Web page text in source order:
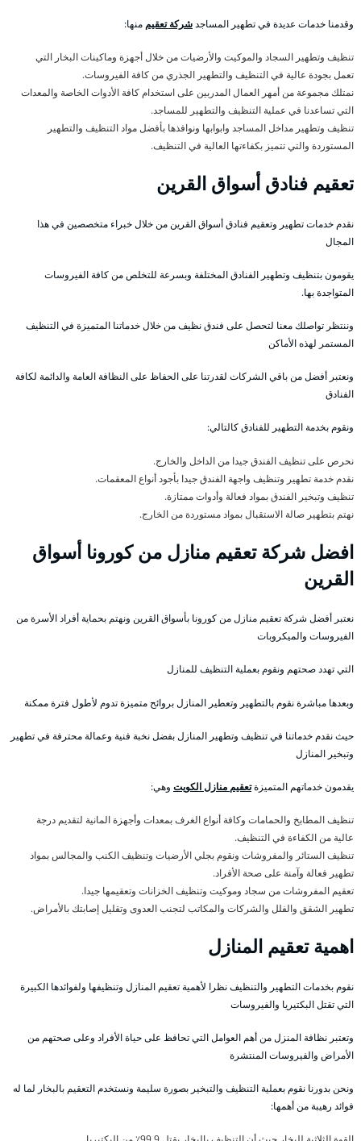
وقدمنا خدمات عديدة في تطهير المساجدشركة تعقيم منها:
تنظيف وتطهير السجاد والموكيت والأرضيات من خلال أجهزة وماكينات البخار التي
تعمل بجودة عالية في التنظيف والتطهير الجذري من كافة الفيروسات.
نمتلك مجموعة من أمهر العمال المدربين على استخدام كافة الأدوات الخاصة والمعدات
التي تساعدنا في عملية التنظيف والتطهير للمساجد.
تنظيف وتطهير مداخل المساجد وابوابها ونوافذها بأفضل مواد التنظيف والتطهير
المستوردة والتي تتميز بكفاءتها العالية في التنظيف.
تعقيم فنادق أسواق القرين
نقدم خدمات تطهير وتعقيم فنادق أسواق القرين من خلال خبراء متخصصين في هذا
المجال
يقومون بتنظيف وتطهير الفنادق المختلفة وبسرعة للتخلص من كافة الفيروسات
المتواجدة بها.
وننتظر تواصلك معنا لتحصل على فندق نظيف من خلال خدماتنا المتميزة في التنظيف
المستمر لهذه الأماكن
ونعتبر أفضل من باقي الشركات لقدرتنا على الحفاظ على النظافة العامة والدائمة لكافة
الفنادق
ونقوم بخدمة التطهير للفنادق كالتالي:
نحرص على تنظيف الفندق جيدا من الداخل والخارج.
نقدم خدمة تطهير وتنظيف واجهة الفندق جيدا بأجود أنواع المعقمات.
تنظيف وتبخير الفندق بمواد فعالة وأدوات ممتازة.
نهتم بتطهير صالة الاستقبال بمواد مستوردة من الخارج.
افضل شركة تعقيم منازل من كورونا أسواق
القرين
نعتبر أفضل شركة تعقيم منازل من كورونا بأسواق القرين ونهتم بحماية أفراد الأسرة من
الفيروسات والميكروبات
التي تهدد صحتهم ونقوم بعملية التنظيف للمنازل
وبعدها مباشرة نقوم بالتطهير وتعطير المنازل بروائح متميزة تدوم لأطول فترة ممكنة
حيث نقدم خدماتنا في تنظيف وتطهير المنازل بفضل نخبة فنية وعمالة محترفة في تطهير
وتبخير المنازل
يقدمون خدماتهم المتميزةتعقيم منازل الكويت وهي:
تنظيف المطابخ والحمامات وكافة أنواع الغرف بمعدات وأجهزة المانية لتقديم درجة
عالية من الكفاءة في التنظيف.
تنظيف الستائر والمفروشات ونقوم بجلي الأرضيات وتنظيف الكنب والمجالس بمواد
تطهير فعالة وآمنة على صحة الأفراد.
تعقيم المفروشات من سجاد وموكيت وتنظيف الخزانات وتعقيمها جيدا.
تطهير الشقق والفلل والشركات والمكاتب لتجنب العدوى وتقليل إصابتك بالأمراض.
اهمية تعقيم المنازل
نقوم بخدمات التطهير والتنظيف نظرا لأهمية تعقيم المنازل وتنظيفها ولفوائدها الكبيرة
التي تقتل البكتيريا والفيروسات
وتعتبر نظافة المنزل من أهم العوامل التي تحافظ على حياة الأفراد وعلى صحتهم من
الأمراض والفيروسات المنتشرة
ونحن بدورنا نقوم بعملية التنظيف والتبخير بصورة سليمة ونستخدم التعقيم بالبخار لما له
فوائد رهيبة من أهمها: